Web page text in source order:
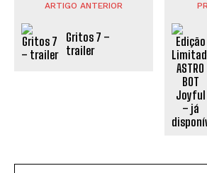
ARTIGO ANTERIOR
Gritos 7 –
trailer